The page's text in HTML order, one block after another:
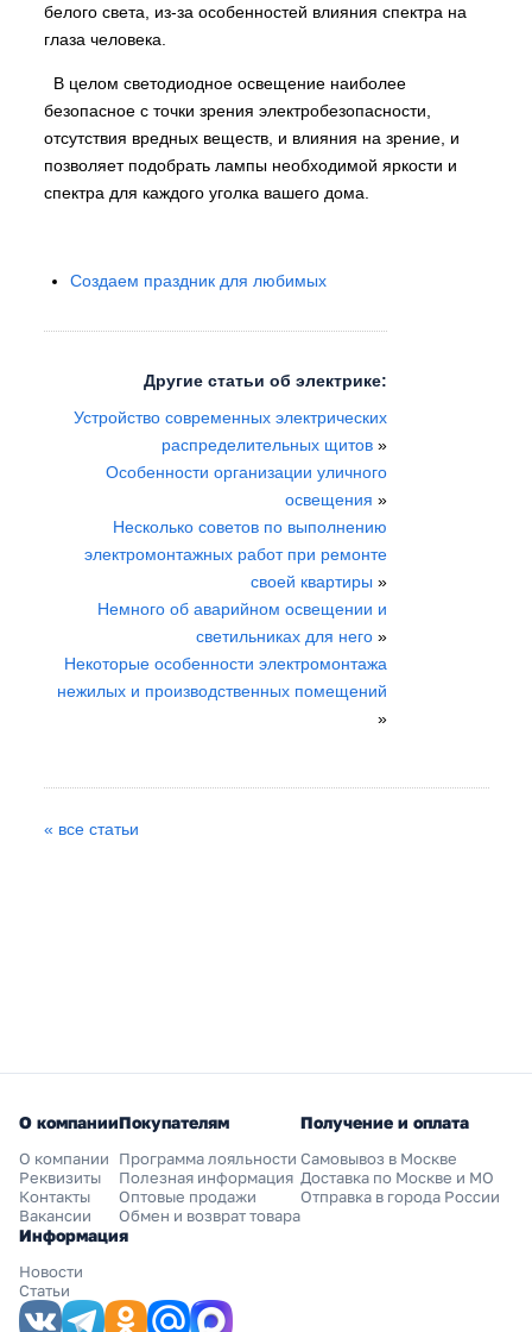
белого света, из-за особенностей влияния спектра на
глаза человека.
В целом светодиодное освещение наиболее
безопасное с точки зрения электробезопасности,
отсутствия вредных веществ, и влияния на зрение, и
позволяет подобрать лампы необходимой яркости и
спектра для каждого уголка вашего дома.
Создаем праздник для любимых
Другие статьи об электрике:
Устройство современных электрических
распределительных щитов»
Особенности организации уличного
освещения »
Несколько советов по выполнению
электромонтажных работ при ремонте
своей квартиры »
Немного об аварийном освещении и
светильниках для него»
Некоторые особенности электромонтажа
нежилых и производственных помещений
»
« все статьи
О компании
О компании
Реквизиты
Контакты
Вакансии
Покупателям
Программа лояльности
Полезная информация
Оптовые продажи
Обмен и возврат товара
Получение и оплата
Самовывоз в Москве
Доставка по Москве и МО
Отправка в города России
Информация
Новости
Статьи